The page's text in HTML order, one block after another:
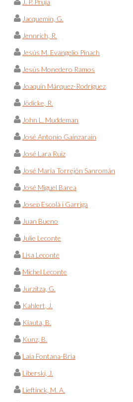
J. P. Pruja
Jacquemin, G.
Jennrich, R.
Jesús M. Evangelio Pinach
Jesús Monedero Ramos
Joaquín Márquez-Rodríguez
Jödicke, R.
John L. Muddeman
José Antonio Gainzarain
José Lara Ruiz
José María Torrejón Sanromán
José Miguel Barea
Josep Escolà i Garriga
Juan Bueno
Julie Leconte
Lisa Leconte
Michel Leconte
Jurzitza, G.
Kahlert, J.
Kiauta, B.
Kunz, B.
Laia Fontana-Bria
Liberski, J.
Lieftinck, M. A.